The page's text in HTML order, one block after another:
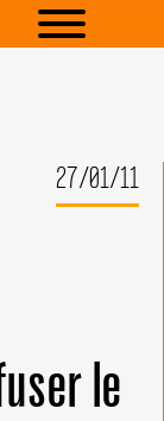
27/01/11
le